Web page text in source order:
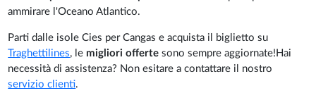
ammirare l'Oceano Atlantico.
Parti dalle isole Cies per Cangas e acquista il biglietto su
Traghettilines, le migliori offerte sono sempre aggiornate!Hai
necessità di assistenza? Non esitare a contattare il nostro
servizio clienti.